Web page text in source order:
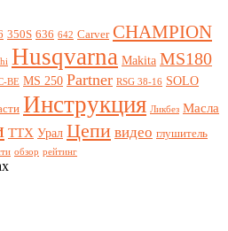
350S 636 642 Carver CHAMPION
Husqvarna Makita MS180
BE MS 250 Partner RSG 38-16 SOLO
Инструкция Ликбез Масла
ТТХ Урал Цепи видео глушитель
обзор рейтинг